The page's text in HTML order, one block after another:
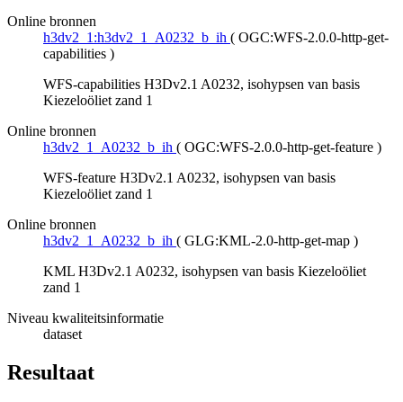
Online bronnen
h3dv2_1:h3dv2_1_A0232_b_ih ( OGC:WFS-2.0.0-http-get-
capabilities )
WFS-capabilities H3Dv2.1 A0232, isohypsen van basis
Kiezeloöliet zand 1
Online bronnen
h3dv2_1_A0232_b_ih ( OGC:WFS-2.0.0-http-get-feature )
WFS-feature H3Dv2.1 A0232, isohypsen van basis
Kiezeloöliet zand 1
Online bronnen
h3dv2_1_A0232_b_ih ( GLG:KML-2.0-http-get-map )
KML H3Dv2.1 A0232, isohypsen van basis Kiezeloöliet
zand 1
Niveau kwaliteitsinformatie
dataset
Resultaat